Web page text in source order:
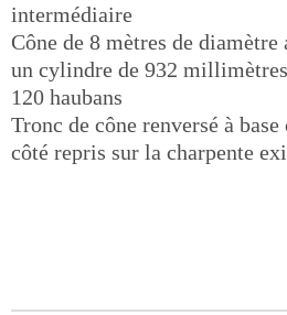
intermédiaire
Cône de 8 mètres de diamètre
un cylindre de 932 millimètres
120 haubans
Tronc de cône renversé à
côté repris sur la charpente